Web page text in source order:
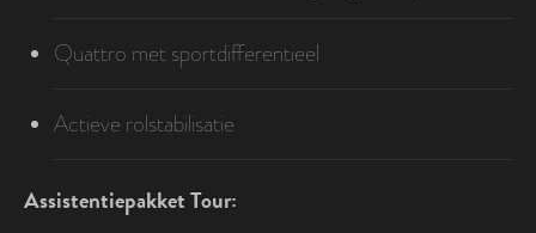
Quattro met sportdifferentieel
Actieve rolstabilisatie
Assistentiepakket Tour: